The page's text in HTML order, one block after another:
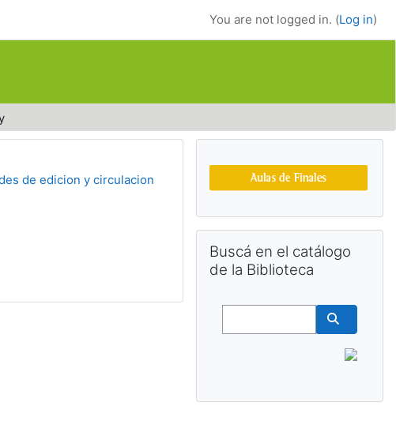
You are not logged in. (Log in)
de edicion y circulacion
Buscá en el catálogo
de la Biblioteca
Buscar
Buscar